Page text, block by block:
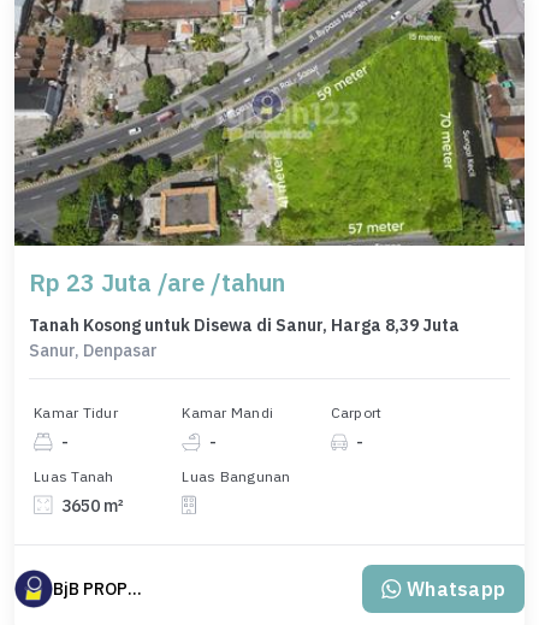
Rp 23 Juta /are /tahun
Tanah Kosong untuk Disewa di Sanur, Harga 8,39 Juta
Sanur, Denpasar
Kamar Tidur
-
Kamar Mandi
-
Carport
-
Luas Tanah
3650 m²
Luas Bangunan
BjB PROPERTINDO BALI Whatsapp